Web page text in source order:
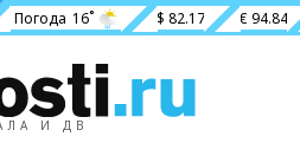
Погода 16˚ $ 82.17 € 94.84
И ДВ